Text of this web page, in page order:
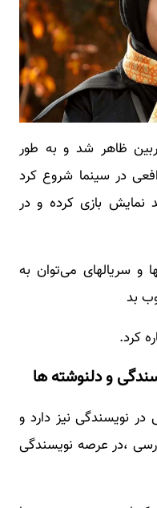
۱۳۷۰ جلوی دوربین ظاهر شد و به طور
در سینما شروع کرد
نمایش بازی کرده و در
و سریالهای می‌توان به
بد
کرد.
و دلنوشته ها
در نویسندگی نیز دارد و
،در عرصه نویسندگی